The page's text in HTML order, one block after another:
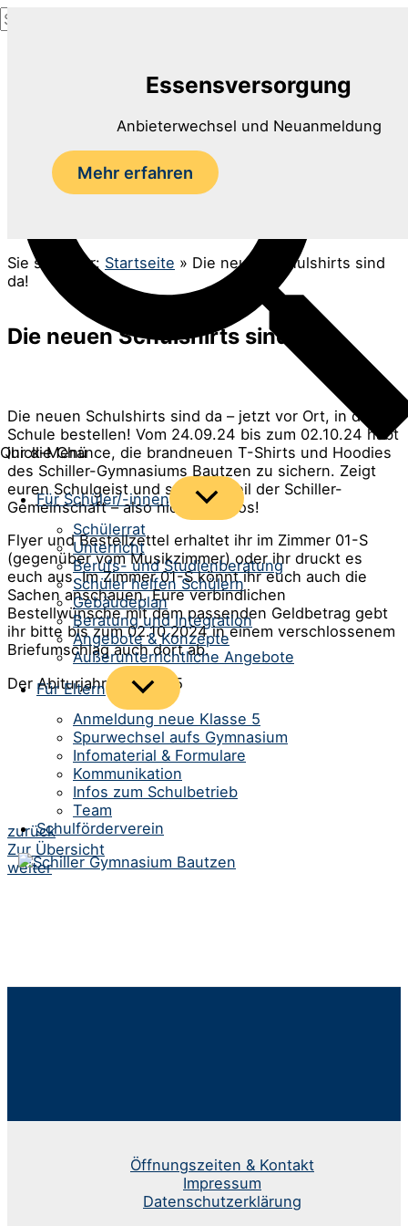
Zum
Inhalt
Suchen
nach:
Quick-Menü
Für Schüler/-innen
Menü
umschalten
Schülerrat
Unterricht
Berufs- und Studienberatung
Schüler helfen Schülern
Gebäudeplan
Beratung und Integration
Angebote & Konzepte
Außerunterrichtliche Angebote
Für Eltern
Menü
umschalten
Anmeldung neue Klasse 5
Spurwechsel aufs Gymnasium
Infomaterial & Formulare
Kommunikation
Infos zum Schulbetrieb
Team
Schulförderverein
Essensversorgung
Anbieterwechsel und Neuanmeldung
Mehr erfahren
Sie sind hier: Startseite » Die neuen Schulshirts sind
da!
Die neuen Schulshirts sind da!
Die neuen Schulshirts sind da – jetzt vor Ort, in der
Schule bestellen! Vom 24.09.24 bis zum 02.10.24 habt
ihr die Chance, die brandneuen T-Shirts und Hoodies
des Schiller-Gymnasiums Bautzen zu sichern. Zeigt
euren Schulgeist und seid ein Teil der Schiller-
Gemeinschaft – also nichts wie los!
Flyer und Bestellzettel erhaltet ihr im Zimmer 01-S
(gegenüber vom Musikzimmer) oder ihr druckt es
euch aus. Im Zimmer 01-S könnt ihr euch auch die
Sachen anschauen. Eure verbindlichen
Bestellwünsche mit dem passenden Geldbetrag gebt
ihr bitte bis zum 02.10.2024 in einem verschlossenem
Briefumschlag auch dort ab.
Der Abiturjahrgang 2025
Beitrags-
Navigation
zurück
Zur Übersicht
weiter
Öffnungszeiten & Kontakt
Impressum
Datenschutzerklärung